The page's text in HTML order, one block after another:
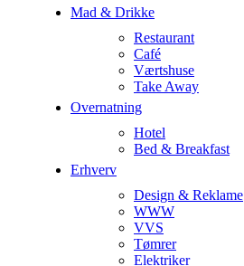
Mad & Drikke
Restaurant
Café
Værtshuse
Take Away
Overnatning
Hotel
Bed & Breakfast
Erhverv
Design & Reklame
WWW
VVS
Tømrer
Elektriker